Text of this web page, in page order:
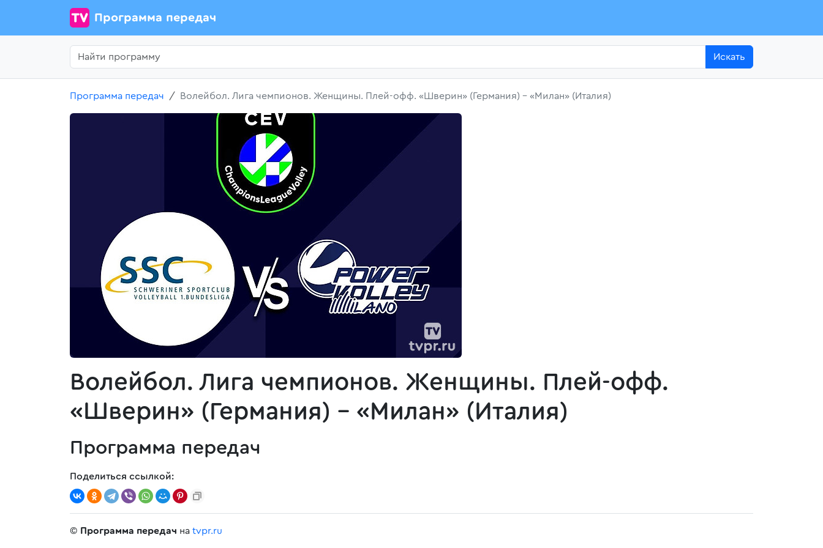
Программа передач
Искать
Программа передач Волейбол. Лига чемпионов. Женщины. Плей-офф. «Шверин» (Германия) - «Милан» (Италия)
Волейбол. Лига чемпионов. Женщины. Плей-офф.
«Шверин» (Германия) - «Милан» (Италия)
Программа передач
Поделиться ссылкой:
© Программа передач на tvpr.ru